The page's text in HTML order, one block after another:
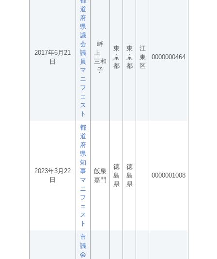
2017年6月21
日
道
府
県
議
会
議
員
マ
ニ
フ
ェ
ス
ト
畔
上
三和
子
東
京
都
東
京
都
江
東
区
0000000464
2023年3月22
日
都
道
府
県
知
事
マ
ニ
フ
ェ
ス
ト
飯泉
嘉門
徳
島
県
徳
島
県
0000001008
市
議
会